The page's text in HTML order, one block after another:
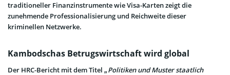
traditioneller Finanzinstrumente wie Visa-Karten zeigt die
zunehmende Professionalisierung und Reichweite dieser
kriminellen Netzwerke.
Kambodschas Betrugswirtschaft wird global
Der HRC-Bericht mit dem Titel „Politiken und Muster staatlich